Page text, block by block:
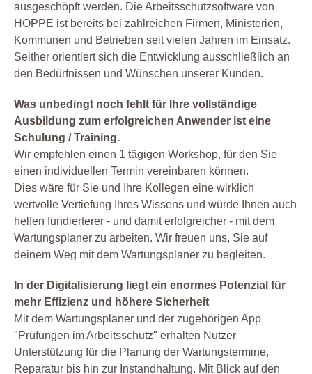
ausgeschöpft werden. Die Arbeitsschutzsoftware von
HOPPE ist bereits bei zahlreichen Firmen, Ministerien,
Kommunen und Betrieben seit vielen Jahren im Einsatz.
Seither orientiert sich die Entwicklung ausschließlich an
den Bedürfnissen und Wünschen unserer Kunden.
Was unbedingt noch fehlt für Ihre vollständige
Ausbildung zum erfolgreichen Anwender ist eine
Schulung / Training.
Wir empfehlen einen 1 tägigen Workshop, für den Sie
einen individuellen Termin vereinbaren können.
Dies wäre für Sie und Ihre Kollegen eine wirklich
wertvolle Vertiefung Ihres Wissens und würde Ihnen auch
helfen fundierterer - und damit erfolgreicher - mit dem
Wartungsplaner zu arbeiten. Wir freuen uns, Sie auf
deinem Weg mit dem Wartungsplaner zu begleiten.
In der Digitalisierung liegt ein enormes Potenzial für
mehr Effizienz und höhere Sicherheit
Mit dem Wartungsplaner und der zugehörigen App
"Prüfungen im Arbeitsschutz" erhalten Nutzer
Unterstützung für die Planung der Wartungstermine,
Reparatur bis hin zur Instandhaltung. Mit Blick auf den